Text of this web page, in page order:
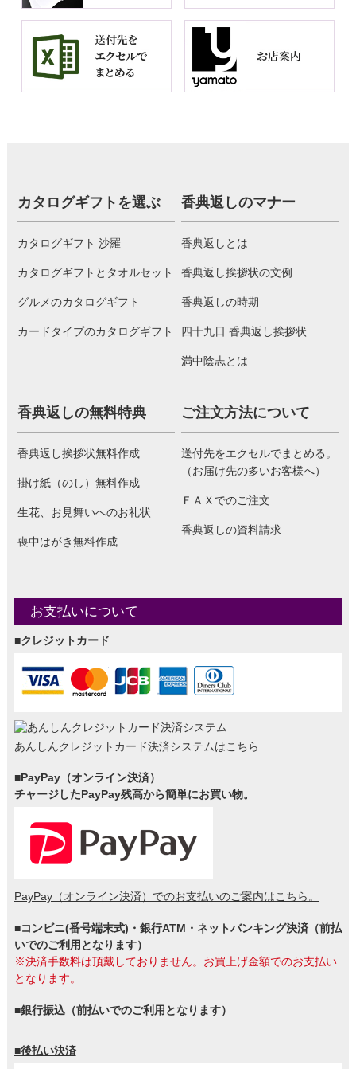
カタログギフトを選ぶ
カタログギフト 沙羅
カタログギフトとタオルセット
グルメのカタログギフト
カードタイプのカタログギフト
香典返しのマナー
香典返しとは
香典返し挨拶状の文例
香典返しの時期
四十九日 香典返し挨拶状
満中陰志とは
香典返しの無料特典
香典返し挨拶状無料作成
掛け紙（のし）無料作成
生花、お見舞いへのお礼状
喪中はがき無料作成
ご注文方法について
送付先をエクセルでまとめる。
（お届け先の多いお客様へ）
ＦＡＸでのご注文
香典返しの資料請求
お支払いについて
■クレジットカード
あんしんクレジットカード決済システムはこちら
■PayPay（オンライン決済）
チャージしたPayPay残高から簡単にお買い物。
PayPay（オンライン決済）でのお支払いのご案内はこちら。
■コンビニ(番号端末式)・銀行ATM・ネットバンキング決済（前払
いでのご利用となります）
※決済手数料は頂戴しておりません。お買上げ金額でのお支払い
となります。
■銀行振込（前払いでのご利用となります）
■後払い決済